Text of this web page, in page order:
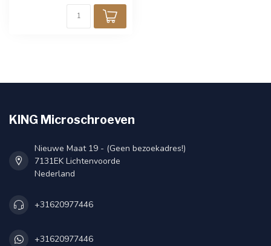
KING Microschroeven
Nieuwe Maat 19 - (Geen bezoekadres!)
7131EK Lichtenvoorde
Nederland
+31620977446
+31620977446